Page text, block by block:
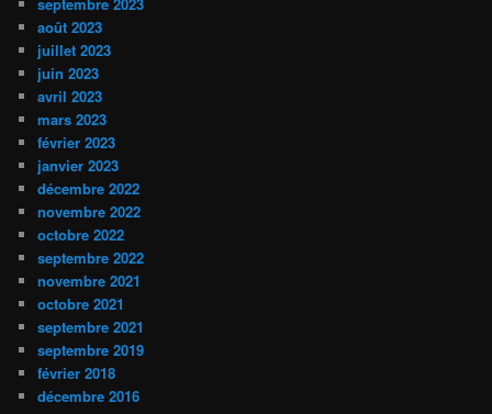
septembre 2023
août 2023
juillet 2023
juin 2023
avril 2023
mars 2023
février 2023
janvier 2023
décembre 2022
novembre 2022
octobre 2022
septembre 2022
novembre 2021
octobre 2021
septembre 2021
septembre 2019
février 2018
décembre 2016